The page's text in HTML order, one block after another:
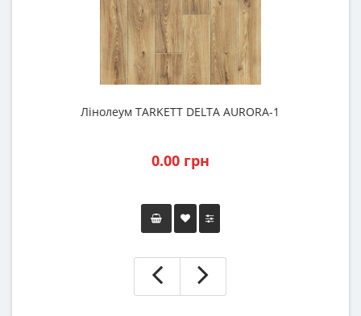
Лінолеум TARKETT DELTA AURORA-1
0.00 грн